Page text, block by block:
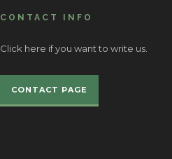
CONTACT INFO
Click here if you want to write us.
CONTACT PAGE